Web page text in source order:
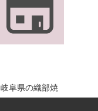
岐阜県の織部焼